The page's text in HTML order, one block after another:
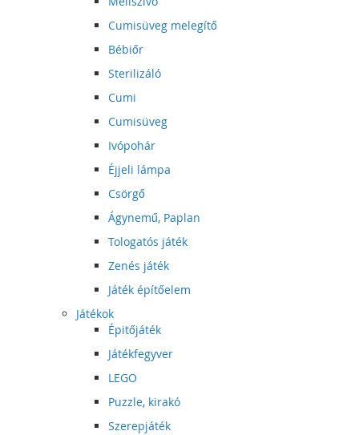
Cumisüveg melegítő
Bébiőr
Sterilizáló
Cumi
Cumisüveg
Ivópohár
Éjjeli lámpa
Csörgő
Ágynemű, Paplan
Tologatós játék
Zenés játék
Játék építőelem
Játékok
Épitőjáték
Játékfegyver
LEGO
Puzzle, kirakó
Szerepjáték